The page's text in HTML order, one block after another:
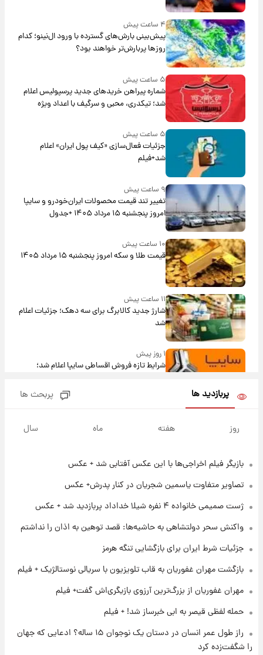
۴ ساعت پیش
پیش‌بینی بارش‌های گسترده با ورود ال‌نینو؛ کدام
روزها پربارش‌تر خواهند بود؟
۵ ساعت پیش
شماره پیراهن خریدهای جدید پرسپولیس اعلام
شد؛ تیکدری، محبی و سرگیف با اعداد ویژه
۵ ساعت پیش
جزئیات فعال‌سازی «کیف پول ایران» اعلام
شد+فیلم
۹ ساعت پیش
تغییر تند قیمت محصولات ایران‌خودرو و سایپا
امروز پنجشنبه ۱۵ مرداد ۱۴۰۵ +جدول
۱۰ ساعت پیش
قیمت طلا و سکه امروز پنجشنبه ۱۵ مرداد ۱۴۰۵
۱۱ ساعت پیش
شارژ جدید کالابرگ برای سه دهک؛ جزئیات اعلام
شد
۱ روز پیش
شرایط تازه فروش اقساطی سایپا اعلام شد؛
قیمت سکه و طلا فردا
۱۶ ساعت پیش
فال قهوه روزانه پنجشنبه ۱۵ مرداد ماه ۱۴۰۵
۱۸ ساعت پیش
فال روزانه واقعی پنجشنبه ۱۵ مرداد ۱۴۰۵
ارزش سهام عدالت برای امروز چهارشنبه ۱۴ مرداد
پربازدید ها پربحث ها
روز هفته ماه سال
بازیگر فیلم اخراجی‌ها با این عکس آفتابی شد + عکس
تصاویر متفاوت یاسمین شجریان در کنار پدرش+ عکس
ژست صمیمی خانواده ۴ نفره شیلا خداداد پربازدید شد + عکس
واکنش سحر دولتشاهی به حاشیه‌ها: قصد توهین به اذان را نداشتم
جزئیات شرط ایران برای بازگشایی تنگه هرمز
بازگشت مهران غفوریان به قاب تلویزیون با سریالی نوستالژیک + فیلم
مهران غفوریان از بزرگ‌ترین آرزوی بازیگری‌اش گفت+ فیلم
حمله لفظی قیصر به ابی خبرساز شد! + فیلم
راز طول عمر انسان در دستان یک نوجوان ۱۵ ساله؟ ادعایی که جهان
را شگفت‌زده کرد